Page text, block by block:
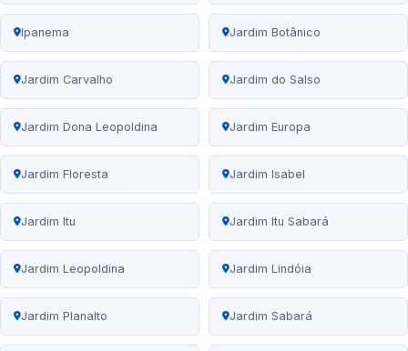
Ipanema Jardim Botânico
Jardim Carvalho Jardim do Salso
Jardim Dona Leopoldina Jardim Europa
Jardim Floresta Jardim Isabel
Jardim Itu Jardim Itu Sabará
Jardim Leopoldina Jardim Lindóia
Jardim Planalto Jardim Sabará